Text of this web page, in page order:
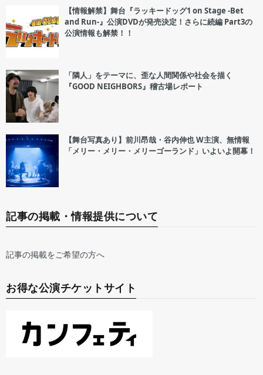
【情報解禁】舞台『ラッキードッグ1 on Stage -Bet
and Run-』公演DVDが発売決定！さらに続編 Part3の
公演情報も解禁！！
「隣人」をテーマに、歪な人間関係や社会を描く
『GOOD NEIGHBORS』稽古場レポート
【舞台写真あり】前川昂哉・谷内伸也 W主演、無情報
「メリー・メリー・メリーゴーランド」いよいよ開幕！
記事の掲載・情報提供について
記事の掲載をご希望の方へ
お得な公演チケットサイト